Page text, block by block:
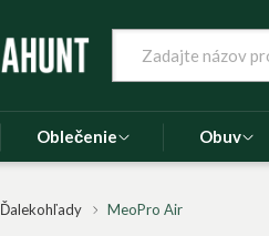
Oblečenie Obuv
Ďalekohľady MeoPro Air